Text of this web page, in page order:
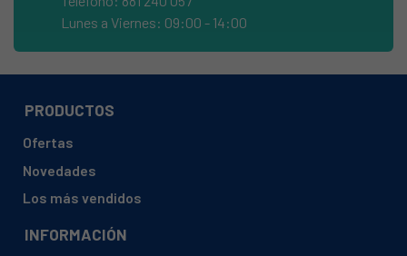
ATLANTIC, ATLDW30IN
ATLANTIC, ATLGSP45SI10A
ATLANTIC, ATLVGSP60X10A
ATLANTIC, ATX14MSA2
Lunes a Viernes: 09:00 - 14:00
PRODUCTOS
Ofertas
Novedades
Los más vendidos
INFORMACIÓN